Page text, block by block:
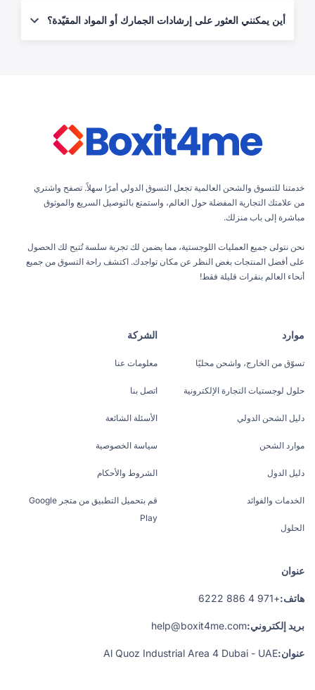
أقرب تقدير بعد التسجيل.
أين يمكنني العثور على إرشادات الجمارك أو المواد المقيّدة؟
خدمتنا للتسوق والشحن العالمية تجعل التسوق الدولي أمرًا سهلاً. تصفح واشتري
من علامتك التجارية المفضلة حول العالم، واستمتع بالتوصيل السريع والموثوق
مباشرة إلى باب منزلك.
نحن نتولى جميع العمليات اللوجستية، مما يضمن لك تجربة سلسة تُتيح لك الحصول
على أفضل المنتجات بغض النظر عن مكان تواجدك. اكتشف راحة التسوق من جميع
أنحاء العالم بنقرات قليلة فقط!
موارد
تسوّق من الخارج، واشحن محليًا
حلول لوجستيات التجارة الإلكترونية
دليل الشحن الدولي
موارد الشحن
دليل الدول
الخدمات والفوائد
الحلول
الشركة
معلومات عنا
اتصل بنا
الأسئلة الشائعة
سياسة الخصوصية
الشروط والأحكام
قم بتحميل التطبيق من متجر Google
Play
عنوان
هاتف:+971 4 886 6222
بريد إلكتروني:help@boxit4me.com
عنوان:Al Quoz Industrial Area 4 Dubai - UAE